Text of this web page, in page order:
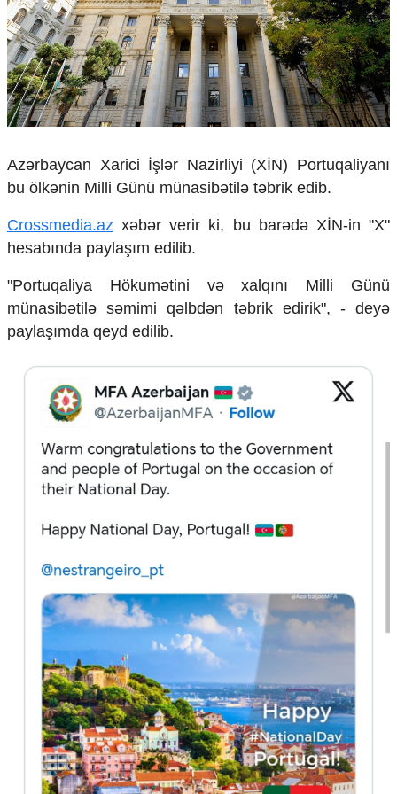
Çarpaz baxış
Təhlil
Siyasi
Geosiyasi
İqtisadi
Sosioloji
Araşdırma
Multimedia
Video
İnfoqrafika
Humanitar
Elm və təhsil
Diaspor
Yüksəliş hekayəsi
Mədəniyyətimizin Zəfəri
Zəfər Diasporu
Səhiyyə
Ailə və uşaq
Turizm
İqtisadiyyat
Energetika
Neft-qaz
Əmək və sosial siyasət
Kənd təsərrüfatı
Hərbi sənaye
Telekommunikasiya və nəqliyyat
COP29
Cəmiyyət
Crossmedia.az - 1 yaş
Siyasət
Azərbaycan Xarici İşlər Nazirliyi (XİN) Portuqaliyanı
bu ölkənin Milli Günü münasibətilə təbrik edib.
Crossmedia.az xəbər verir ki, bu barədə XİN-in "X"
hesabında paylaşım edilib.
"Portuqaliya Hökumətini və xalqını Milli Günü
münasibətilə səmimi qəlbdən təbrik edirik", - deyə
paylaşımda qeyd edilib.